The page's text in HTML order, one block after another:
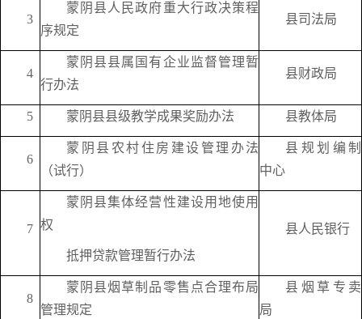
3
蒙阴县人民政府重大行政决策程
序规定
县司法局
4
蒙阴县县属国有企业监督管理暂
行办法
县财政局
5 蒙阴县县级教学成果奖励办法 县教体局
6
蒙阴县农村住房建设管理办法
（试行）
县规划编制
中心
7
蒙阴县集体经营性建设用地使用
权
抵押贷款管理暂行办法
县人民银行
8
蒙阴县烟草制品零售点合理布局
管理规定
县烟草专卖
局